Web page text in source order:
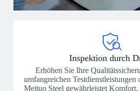
Inspektion durch
Erhöhen Sie Ihre
umfangreichen Testdienstleistungen
Meituo Steel gewährleistet Komfort,